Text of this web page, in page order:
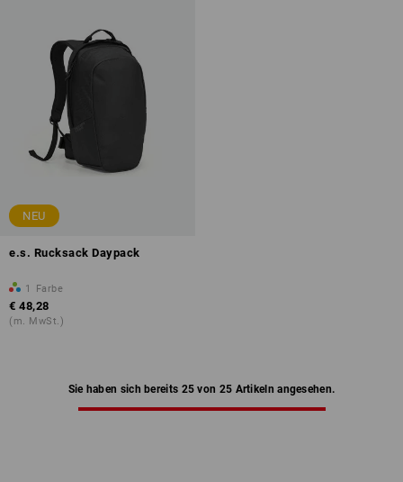
NEU
e.s. Rucksack Daypack
1 Farbe
€ 48,28
(m. MwSt.)
Sie haben sich bereits 25 von 25 Artikeln angesehen.